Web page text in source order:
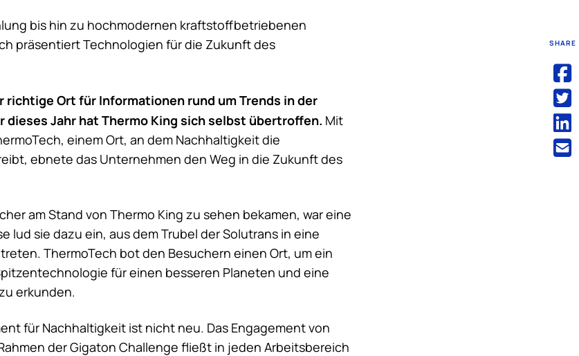
SHARE
bis hin zu hochmodernen kraftstoffbetriebenen
präsentiert Technologien für die Zukunft des
richtige Ort für Informationen rund um Trends in der
dieses Jahr hatThermo Kingsich selbst übertroffen. Mit
einem Ort, an dem Nachhaltigkeit die
ebnete das Unternehmen den Weg in die Zukunft des
am Stand von Thermo King zu sehen bekamen, war eine
lud sie dazu ein, aus dem Trubel der Solutrans in eine
ThermoTech bot den Besuchern einen Ort, um ein
für einen besseren Planeten und eine
erkunden.
für Nachhaltigkeit ist nicht neu. Das Engagement von
der Gigaton Challenge fließt in jeden Arbeitsbereich